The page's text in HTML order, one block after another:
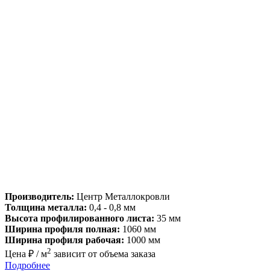
Производитель: Центр Металлокровли
Толщина металла: 0,4 - 0,8 мм
Высота профилированного листа: 35 мм
Ширина профиля полная: 1060 мм
Ширина профиля рабочая: 1000 мм
Цена ₽ / м2 зависит от объема заказа
Подробнее